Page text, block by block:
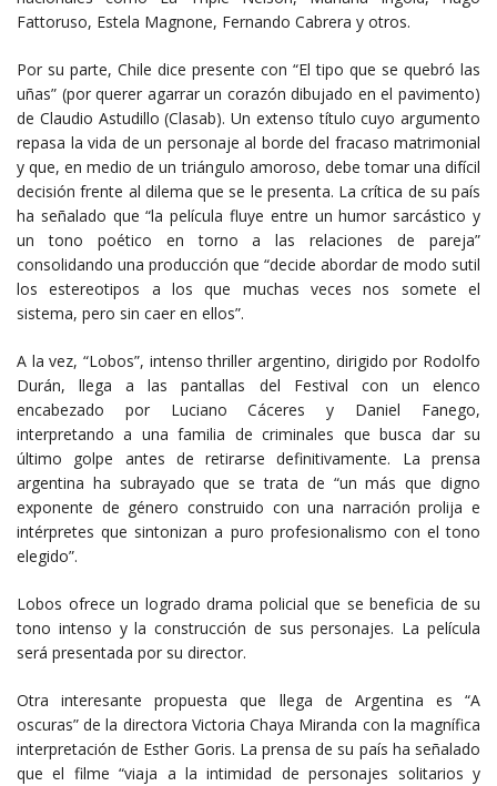
Fattoruso, Estela Magnone, Fernando Cabrera y otros.
Por su parte, Chile dice presente con “El tipo que se quebró las
uñas” (por querer agarrar un corazón dibujado en el pavimento)
de Claudio Astudillo (Clasab). Un extenso título cuyo argumento
repasa la vida de un personaje al borde del fracaso matrimonial
y que, en medio de un triángulo amoroso, debe tomar una difícil
decisión frente al dilema que se le presenta. La crítica de su país
ha señalado que “la película fluye entre un humor sarcástico y
un tono poético en torno a las relaciones de pareja”
consolidando una producción que “decide abordar de modo sutil
los estereotipos a los que muchas veces nos somete el
sistema, pero sin caer en ellos”.
A la vez, “Lobos”, intenso thriller argentino, dirigido por Rodolfo
Durán, llega a las pantallas del Festival con un elenco
encabezado por Luciano Cáceres y Daniel Fanego,
interpretando a una familia de criminales que busca dar su
último golpe antes de retirarse definitivamente. La prensa
argentina ha subrayado que se trata de “un más que digno
exponente de género construido con una narración prolija e
intérpretes que sintonizan a puro profesionalismo con el tono
elegido”.
Lobos ofrece un logrado drama policial que se beneficia de su
tono intenso y la construcción de sus personajes. La película
será presentada por su director.
Otra interesante propuesta que llega de Argentina es “A
oscuras” de la directora Victoria Chaya Miranda con la magnífica
interpretación de Esther Goris. La prensa de su país ha señalado
que el filme “viaja a la intimidad de personajes solitarios y